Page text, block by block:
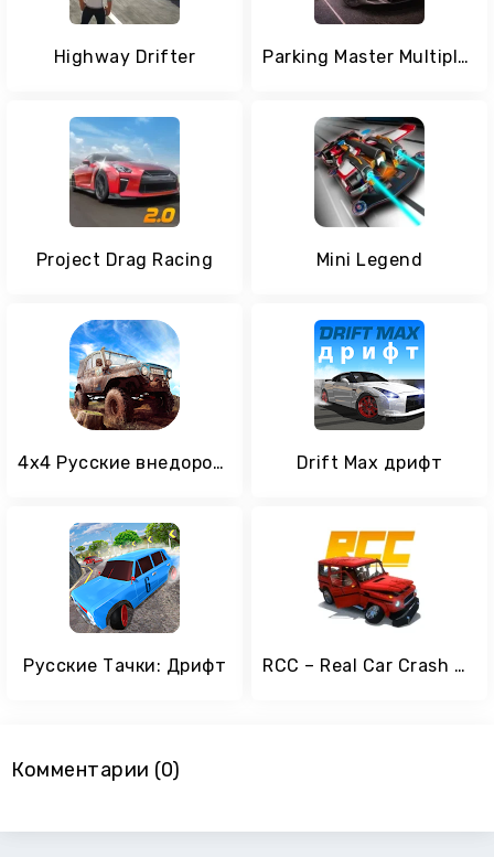
Highway Drifter Parking Master Multiplayer 2
Project Drag Racing Mini Legend
4х4 Русские внедорожники 3 Drift Max дрифт
Русские Тачки: Дрифт RCC – Real Car Crash Online
Комментарии (0)